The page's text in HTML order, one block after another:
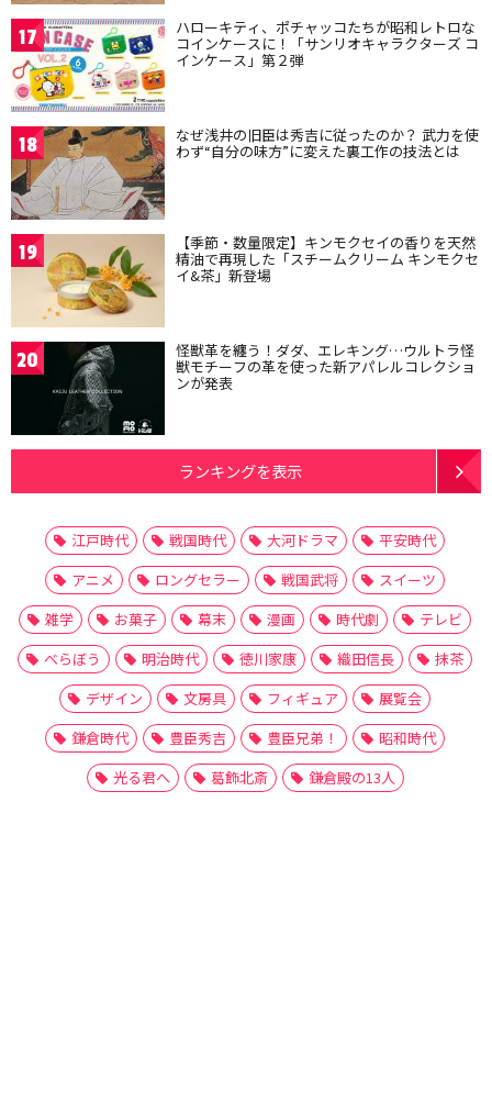
17 ハローキティ、ポチャッコたちが昭和レトロな
コインケースに！「サンリオキャラクターズ コ
インケース」第２弾
18 なぜ浅井の旧臣は秀吉に従ったのか？ 武力を使
わず“自分の味方”に変えた裏工作の技法とは
19 【季節・数量限定】キンモクセイの香りを天然
精油で再現した「スチームクリーム キンモクセ
イ&茶」新登場
20 怪獣革を纏う！ダダ、エレキング…ウルトラ怪
獣モチーフの革を使った新アパレルコレクショ
ンが発表
ランキングを表示
江戸時代 戦国時代 大河ドラマ
平安時代
アニメ
ロングセラー 戦国武将
スイーツ
雑学
お菓子 幕末 漫画 時代劇
テレビ
べらぼう
明治時代 徳川家康 織田信長
抹茶
デザイン
文房具 フィギュア
展覧会
鎌倉時代
豊臣秀吉 豊臣兄弟！
昭和時代
光る君へ
葛飾北斎 鎌倉殿の13人